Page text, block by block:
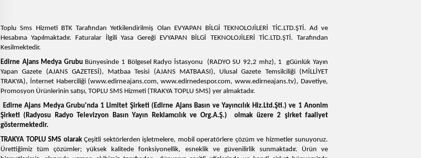
Toplu Sms Hizmeti BTK Tarafından Yetkilendirilmiş Olan EVYAPAN BİLGİ TEKNOLOJİLERİ TİC.LTD.ŞTİ. Ad ve
Hesabına Yapılmaktadır. Faturalar İlgili Yasa Gereği EVYAPAN BİLGİ TEKNOLOJİLERİ TİC.LTD.ŞTİ. Tarafından
Kesilmektedir.
Edirne Ajans Medya GrubuBünyesinde 1 Bölgesel Radyo İstasyonu (RADYO SU 92,2 mhz), 1 gGünlük Yayın
Yapan Gazete (AJANS GAZETESİ), Matbaa Tesisi (AJANS MATBAASI), Ulusal Gazete Temsilciliği (MİLLİYET
TRAKYA), İnternet Haberciliği (www.edirneajans.com, www.edirnedespor.com, www.edirneajans.tv), Davetiye,
Promosyon Ürünlerinin satışı, TOPLU SMS Hizmeti (TRAKYA TOPLU SMS) yer almaktadır.
Edirne Ajans Medya Grubu'nda 1 Limitet Şirketi (Edirne Ajans Basın ve Yayıncılık Hiz.Ltd.Şti.) ve 1 Anonim
Şirketi (Radyosu Radyo Televizyon Basın Yayın Reklamcılık ve Org.A.Ş.) olmak üzere 2 şirket faaliyet
göstermektedir.
TRAKYA TOPLU SMS olarak Çeşitli sektörlerden işletmelere, mobil operatörlere çözüm ve hizmetler sunuyoruz.
Ürettiğimiz tüm çözümler; yüksek kalitede fonksiyonellik, esneklik ve güvenilirlik sunmaktadır. Ürün ve